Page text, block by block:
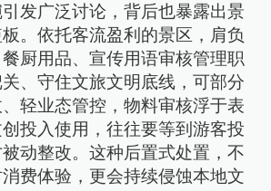
发广泛讨论，背后也暴露出景
。依托客流盈利的景区，肩负
厨用品、宣传用语审核管理职
、守住文旅文明底线，可部分
轻业态管控，物料审核浮于表
投入使用，往往要等到游客投
动整改。这种后置式处置，不
费体验，更会持续侵蚀本地文